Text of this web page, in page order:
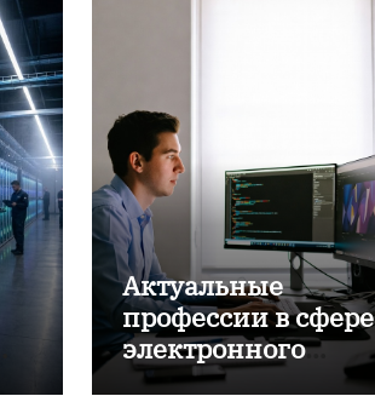
Актуальные
профессии в сфере
электронного
обучения